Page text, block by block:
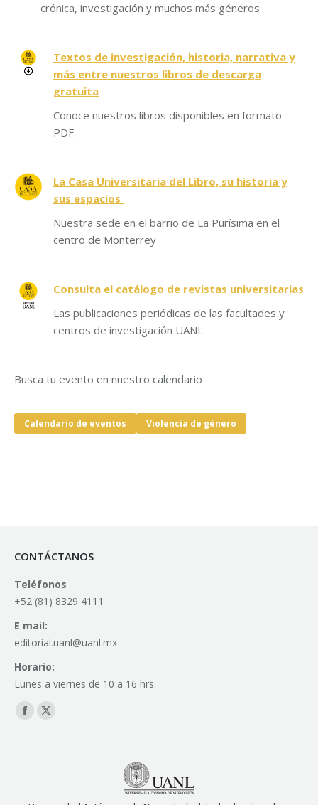
crónica, investigación y muchos más géneros
Textos de investigación, historia, narrativa y
más entre nuestros libros de descarga
gratuita
Conoce nuestros libros disponibles en formato
PDF.
La Casa Universitaria del Libro, su historia y
sus espacios
Nuestra sede en el barrio de La Purísima en el
centro de Monterrey
Consulta el catálogo de revistas universitarias
Las publicaciones periódicas de las facultades y
centros de investigación UANL
Busca tu evento en nuestro calendario
Calendario de eventos Violencia de género
CONTÁCTANOS
Teléfonos
+52 (81) 8329 4111
E mail:
editorial.uanl@uanl.mx
Horario:
Lunes a viernes de 10 a 16 hrs.
Find us on:
Facebook
X